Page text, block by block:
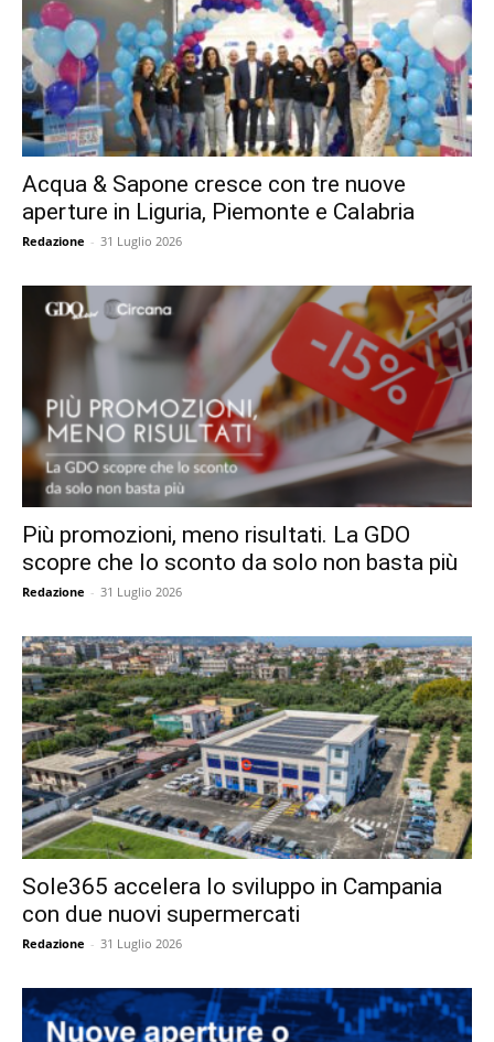
Acqua & Sapone cresce con tre nuove
aperture in Liguria, Piemonte e Calabria
Redazione - 31 Luglio 2026
Più promozioni, meno risultati. La GDO
scopre che lo sconto da solo non basta più
Redazione - 31 Luglio 2026
Sole365 accelera lo sviluppo in Campania
con due nuovi supermercati
Redazione - 31 Luglio 2026